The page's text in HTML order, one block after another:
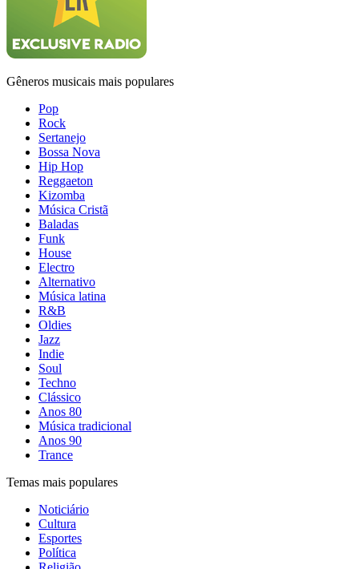
Gêneros musicais mais populares
Pop
Rock
Sertanejo
Bossa Nova
Hip Hop
Reggaeton
Kizomba
Música Cristã
Baladas
Funk
House
Electro
Alternativo
Música latina
R&B
Oldies
Jazz
Indie
Soul
Techno
Clássico
Anos 80
Música tradicional
Anos 90
Trance
Temas mais populares
Noticiário
Cultura
Esportes
Política